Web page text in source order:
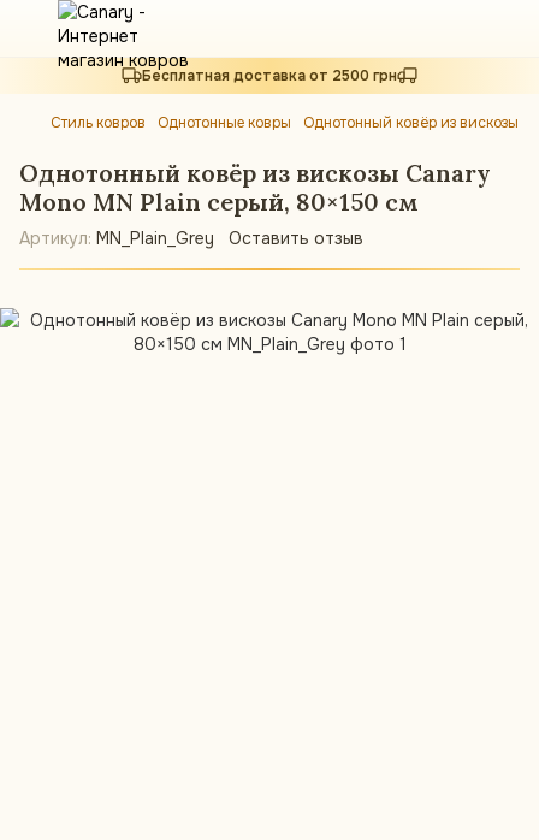
Бесплатная доставка от 2500 грн
Стиль ковров Однотонные ковры Однотонный ковёр из вискозы
Однотонный ковёр из вискозы Canary
Mono MN Plain серый, 80×150 см
Артикул: MN_Plain_Grey Оставить отзыв